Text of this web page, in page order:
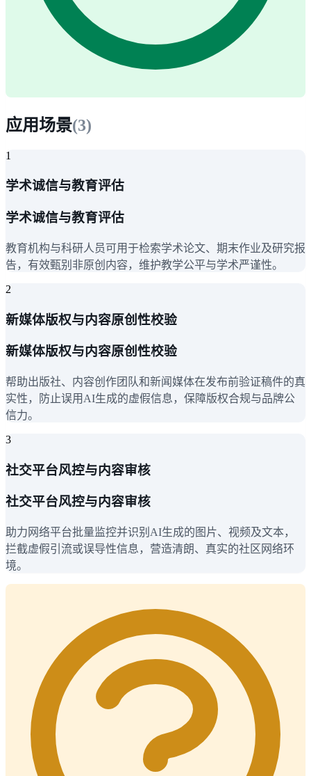
应用场景(3)
1
学术诚信与教育评估
学术诚信与教育评估
教育机构与科研人员可用于检索学术论文、期末作业及研究报
告，有效甄别非原创内容，维护教学公平与学术严谨性。
2
新媒体版权与内容原创性校验
新媒体版权与内容原创性校验
帮助出版社、内容创作团队和新闻媒体在发布前验证稿件的真
实性，防止误用AI生成的虚假信息，保障版权合规与品牌公
信力。
3
社交平台风控与内容审核
社交平台风控与内容审核
助力网络平台批量监控并识别AI生成的图片、视频及文本，
拦截虚假引流或误导性信息，营造清朗、真实的社区网络环
境。